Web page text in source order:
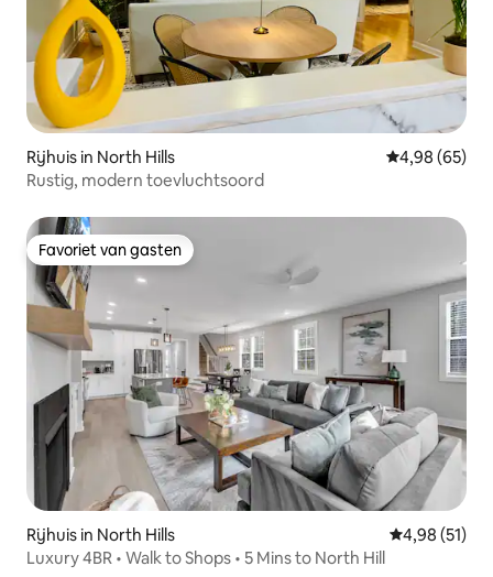
Rijhuis in North Hills Gemiddelde
4,98 (65)
Rustig, modern toevluchtsoord
Favoriet van gasten
Favoriet van gasten
Rijhuis in North Hills Gemiddelde
4,98 (51)
Luxury 4BR • Walk to Shops • 5 Mins to North Hill